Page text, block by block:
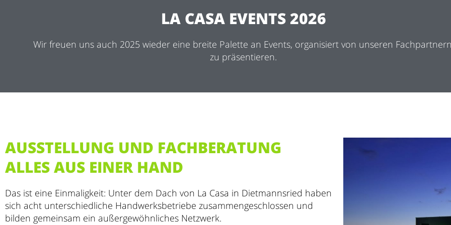
LA CASA EVENTS 2026
Wir freuen uns auch 2025 wieder eine breite Palette an Events, organisiert von unseren
zu präsentieren.
AUSSTELLUNG UND FACHBERATUNG
ALLES AUS EINER HAND
Das ist eine Einmaligkeit: Unter dem Dach von La Casa in Dietmannsried haben
sich acht unterschiedliche Handwerksbetriebe zusammengeschlossen und
bilden gemeinsam ein außergewöhnliches Netzwerk.